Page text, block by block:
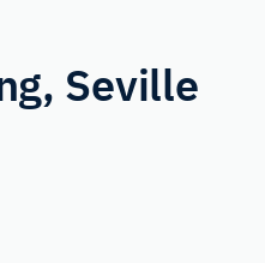
Seville